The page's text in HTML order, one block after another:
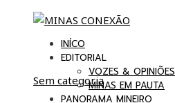
INÍCO
EDITORIAL
VOZES & OPINIÕES
MINAS EM PAUTA
PANORAMA MINEIRO
Sem categoria